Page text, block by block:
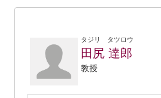
タジリ タツロウ
田尻 達郎
教授